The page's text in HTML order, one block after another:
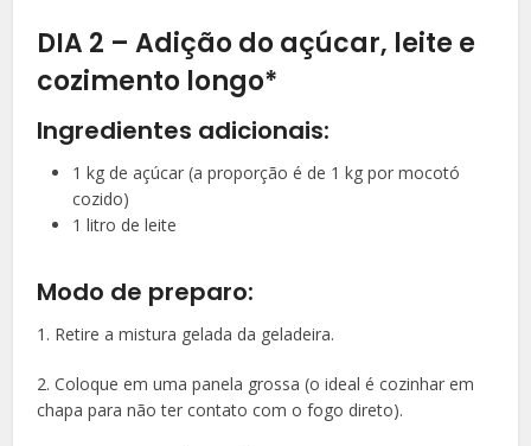
DIA 2 – Adição do açúcar, leite e
cozimento longo*
Ingredientes adicionais:
1 kg de açúcar (a proporção é de 1 kg por mocotó
cozido)
1 litro de leite
Modo de preparo:
1. Retire a mistura gelada da geladeira.
2. Coloque em uma panela grossa (o ideal é cozinhar em
chapa para não ter contato com o fogo direto).